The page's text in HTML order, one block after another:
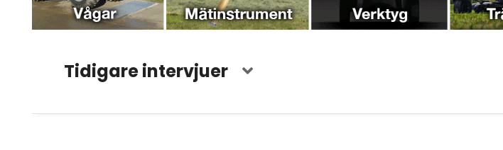
Tidigare intervjuer